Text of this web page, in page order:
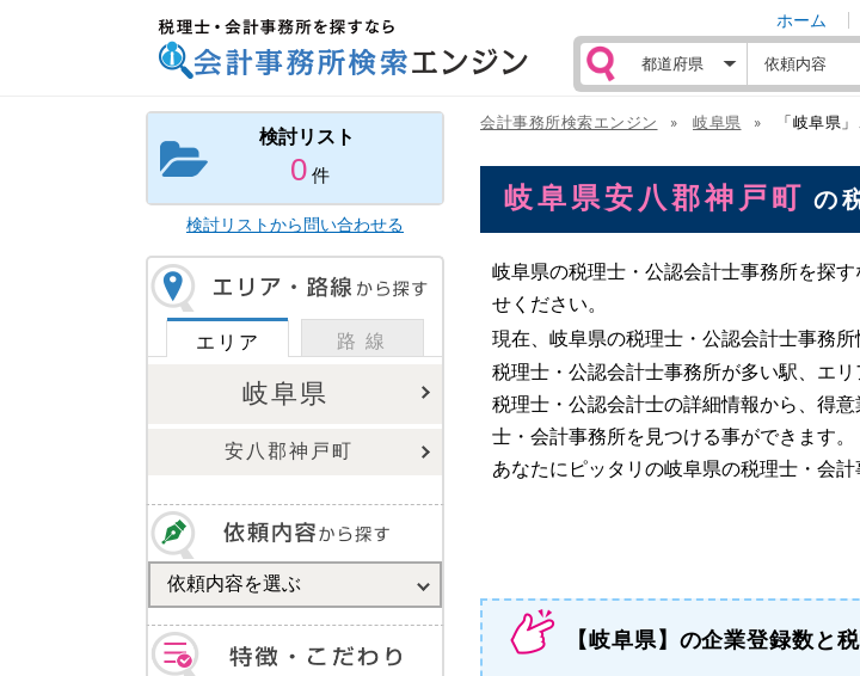
エンジン
ホーム
検討リスト
0 件
検討リストから問い合わせる
エリア 路 線
岐阜県
安八郡神戸町
会計事務所検索エンジン 岐阜県 「岐阜県
岐阜県安八郡神戸町 の
岐阜県の税理士・公認会計士事務所を探
せください。
現在、岐阜県の税理士・公認会計士事務所
税理士・公認会計士事務所が多い駅、エリ
税理士・公認会計士の詳細情報から、得
士・会計事務所を見つける事ができます。
あなたにピッタリの岐阜県の税理士・会計
【岐阜県】の企業登録数と